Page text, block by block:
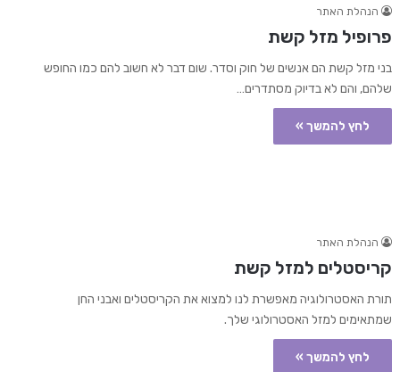
הנהלת האתר
פרופיל מזל קשת
בני מזל קשת הם אנשים של חוק וסדר. שום דבר לא חשוב להם כמו החופש
שלהם, והם לא בדיוק מסתדרים…
לחץ להמשך »
הנהלת האתר
קריסטלים למזל קשת
תורת האסטרולוגיה מאפשרת לנו למצוא את הקריסטלים ואבני החן
שמתאימים למזל האסטרולוגי שלך.
לחץ להמשך »